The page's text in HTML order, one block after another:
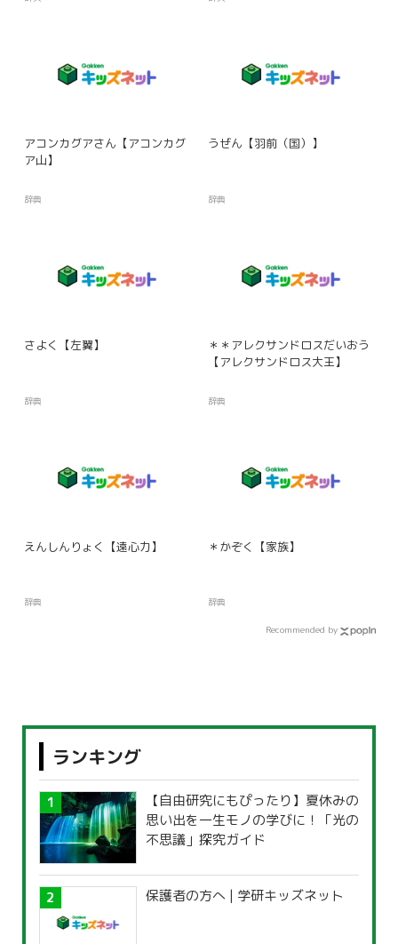
アコンカグアさん【アコンカグ
ア山】
辞典
うぜん【羽前（国）】
辞典
さよく【左翼】
辞典
＊＊アレクサンドロスだいおう
【アレクサンドロス大王】
辞典
えんしんりょく【遠心力】
辞典
＊かぞく【家族】
辞典
Recommended by
ランキング
【自由研究にもぴったり】夏休みの
思い出を一生モノの学びに！「光の
不思議」探究ガイド
保護者の方へ | 学研キッズネット